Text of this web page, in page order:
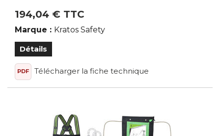
194,04 € TTC
Marque : Kratos Safety
Détails
PDF Télécharger la fiche technique